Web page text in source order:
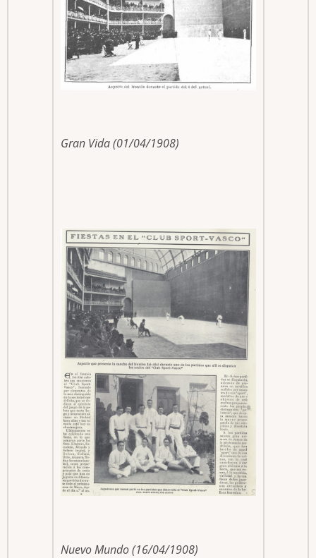
Gran Vida (01/04/1908)
Nuevo Mundo (16/04/1908)